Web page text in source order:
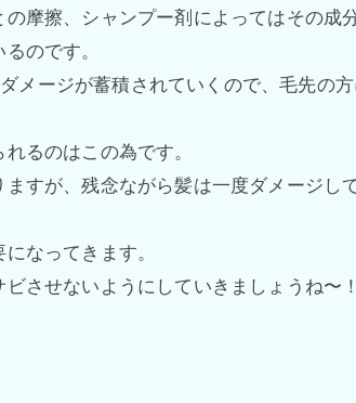
摩擦、シャンプー剤によってはその成
のです。
メージが蓄積されていくので、毛先の
るのはこの為です。
すが、残念ながら髪は一度ダメージし
なってきます。
させないようにしていきましょうね〜！